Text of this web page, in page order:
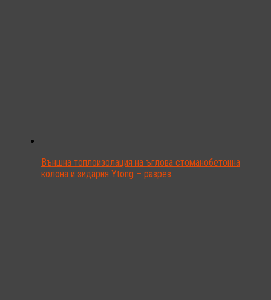
Външна топлоизолация на ъглова стоманобетонна
колона и зидария Ytong – разрез